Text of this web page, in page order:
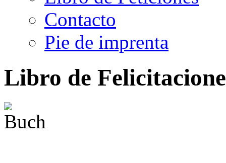
Contacto
Pie de imprenta
Libro de